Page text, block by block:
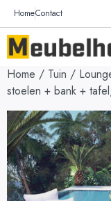
HomeContact
Home / Tuin /
stoelen + bank +